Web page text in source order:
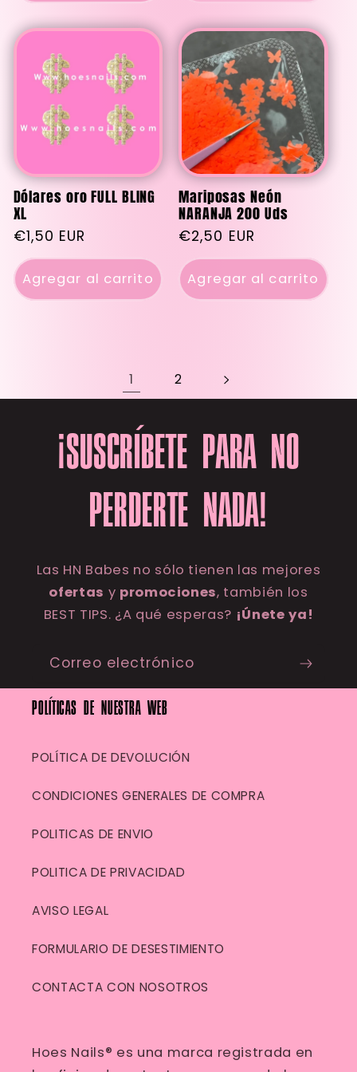
Dólares oro FULL BLING
XL
Precio
habitual
€1,50 EUR
Agregar al carrito
Mariposas Neón
NARANJA 200 Uds
Precio
habitual
€2,50 EUR
Agregar al carrito
1 2
¡SUSCRÍBETE PARA NO
PERDERTE NADA!
Las HN Babes no sólo tienen las mejores
ofertas y promociones, también los
BEST TIPS. ¿A qué esperas? ¡Únete ya!
Correo electrónico
POLÍTICAS DE NUESTRA WEB
POLÍTICA DE DEVOLUCIÓN
CONDICIONES GENERALES DE COMPRA
POLITICAS DE ENVIO
POLITICA DE PRIVACIDAD
AVISO LEGAL
FORMULARIO DE DESESTIMIENTO
CONTACTA CON NOSOTROS
Hoes Nails® es una marca registrada en